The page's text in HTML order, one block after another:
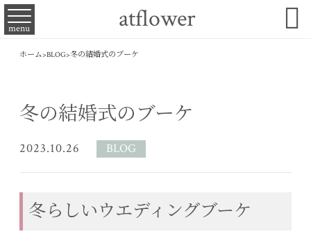
atflower
menu 
ホーム>BLOG>冬の結婚式のブーケ
冬の結婚式のブーケ
2023.10.26 BLOG
冬らしいウエディングブーケ